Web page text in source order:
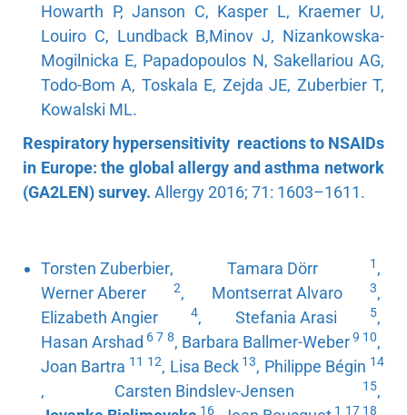
Howarth P, Janson C, Kasper L, Kraemer U,
Louiro C, Lundback B,Minov J, Nizankowska-
Mogilnicka E, Papadopoulos N, Sakellariou AG,
Todo-Bom A, Toskala E, Zejda JE, Zuberbier T,
Kowalski ML.
Respiratory hypersensitivity reactions to NSAIDs
in Europe: the global allergy and asthma network
(GA2LEN) survey. Allergy 2016; 71: 1603–1611.
Torsten Zuberbier, Tamara Dörr 1 ,
Werner Aberer
2, Montserrat Alvaro 3,
Elizabeth Angier
4, Stefania Arasi 5,
Hasan Arshad 6 7 8, Barbara Ballmer-Weber 9 10,
Joan Bartra 11 12, Lisa Beck 13, Philippe Bégin 14
, Carsten Bindslev-Jensen 15,
16 1 17 18